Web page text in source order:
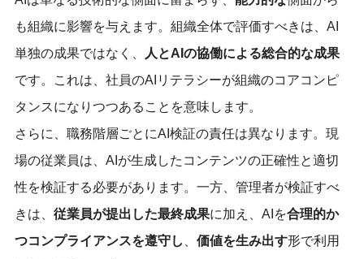
も組織に影響を与えます。組織全体で評価すべきは、AI
単独の成果ではなく、
人とAIの協働による総合的な成果
です。これは、社員のAIリテラシーが組織のコアコンピ
タンスになりつつあることを意味します。
さらに、職務階層ごとにAI検証の責任は異なります。現
場の従業員は、AIが生成したコンテンツの正確性と適切
性を検証する必要があります。一方、管理者が検証すべ
きは、 従業員が提出した最終成果に加え、AIを合理的か
つコンプライアンスを遵守し
価値を生み出す形で利用